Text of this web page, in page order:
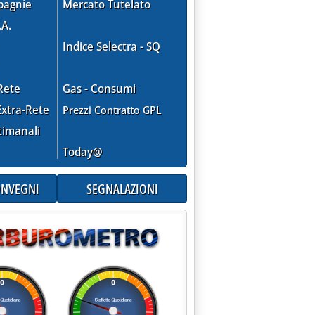
gestione dei rifiuti'
Rete
Mercato Tutelato
Indice Selectra - SQ
Gas - Consumi
Prezzi Contratto GPL
Today@
SEGNALAZIONI